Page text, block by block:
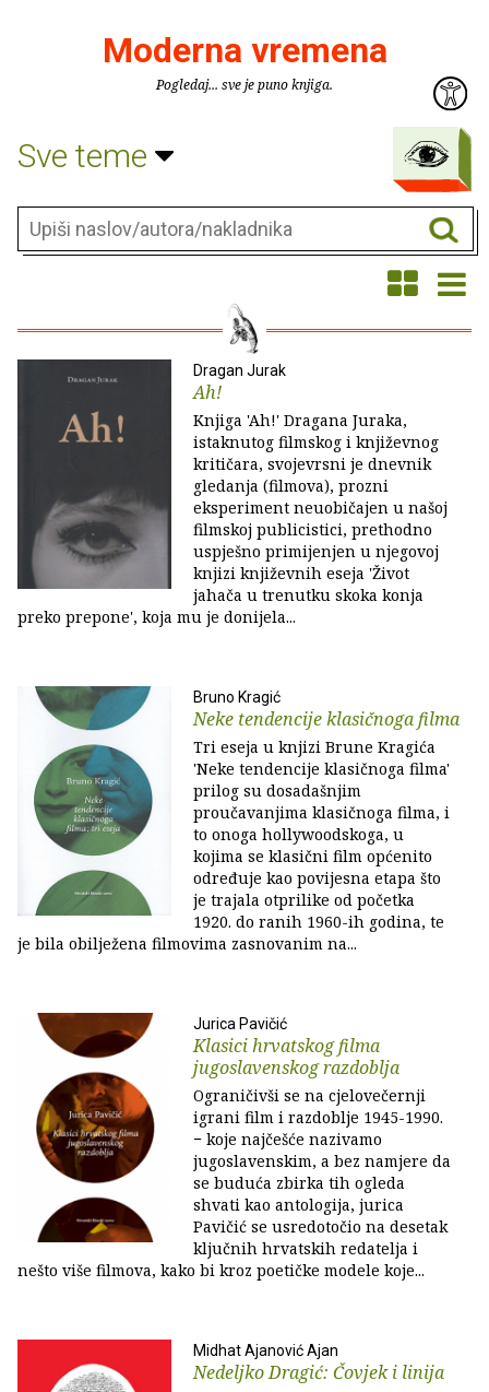
Moderna vremena
Pogledaj... sve je puno knjiga.
Sve teme
Dragan Jurak
Ah!
Knjiga 'Ah!' Dragana Juraka,
istaknutog filmskog i književnog
kritičara, svojevrsni je dnevnik
gledanja (filmova), prozni
eksperiment neuobičajen u našoj
filmskoj publicistici, prethodno
uspješno primijenjen u njegovoj
knjizi književnih eseja 'Život
jahača u trenutku skoka konja
preko prepone', koja mu je donijela...
Bruno Kragić
Neke tendencije klasičnoga filma
Tri eseja u knjizi Brune Kragića
'Neke tendencije klasičnoga filma'
prilog su dosadašnjim
proučavanjima klasičnoga filma, i
to onoga hollywoodskoga, u
kojima se klasični film općenito
određuje kao povijesna etapa što
je trajala otprilike od početka
1920. do ranih 1960-ih godina, te
je bila obilježena filmovima zasnovanim na...
Jurica Pavičić
Klasici hrvatskog filma
jugoslavenskog razdoblja
Ograničivši se na cjelovečernji
igrani film i razdoblje 1945-1990.
− koje najčešće nazivamo
jugoslavenskim, a bez namjere da
se buduća zbirka tih ogleda
shvati kao antologija, jurica
Pavičić se usredotočio na desetak
ključnih hrvatskih redatelja i
nešto više filmova, kako bi kroz poetičke modele koje...
Midhat Ajanović Ajan
Nedeljko Dragić: Čovjek i linija